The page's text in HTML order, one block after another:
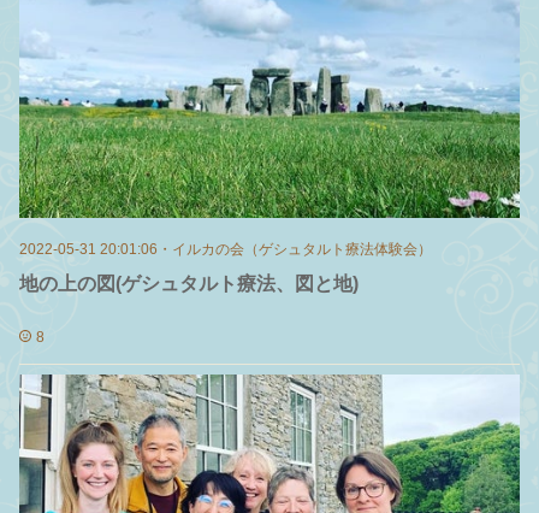
2022-05-31 20:01:06 ・ イルカの会（ゲシュタルト療法体験会）
地の上の図(ゲシュタルト療法、図と地)
8